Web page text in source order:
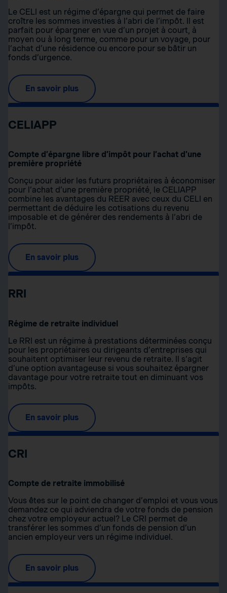
Le CELI est un régime d’épargne qui permet de faire
croître les sommes investies à l’abri de l’impôt. Il est
parfait pour épargner en vue d’un projet à court, à
moyen ou à long terme, comme pour un voyage, pour
l’achat d’une résidence ou encore pour se bâtir un
fonds d’urgence.
En savoir plus
CELIAPP
Compte d’épargne libre d’impôt pour l’achat d’une
première propriété
Conçu pour aider les futurs propriétaires à économiser
pour l’achat d’une première propriété, le CELIAPP
combine les avantages du REER avec ceux du CELI en
permettant de déduire les cotisations du revenu
imposable et de générer des rendements à l’abri de
l’impôt.
En savoir plus
RRI
Régime de retraite individuel
Le RRI est un régime à prestations déterminées conçu
pour les propriétaires ou dirigeants d’entreprises qui
souhaitent optimiser leur revenu de retraite. Il s’agit
d’une option avantageuse si vous souhaitez épargner
davantage pour votre retraite tout en diminuant vos
impôts.
En savoir plus
CRI
Compte de retraite immobilisé
Vous êtes sur le point de changer d’emploi et vous vous
demandez ce qui adviendra de votre fonds de pension
chez votre employeur actuel? Le CRI permet de
transférer les sommes d’un fonds de pension d’un
ancien employeur vers un régime individuel.
En savoir plus